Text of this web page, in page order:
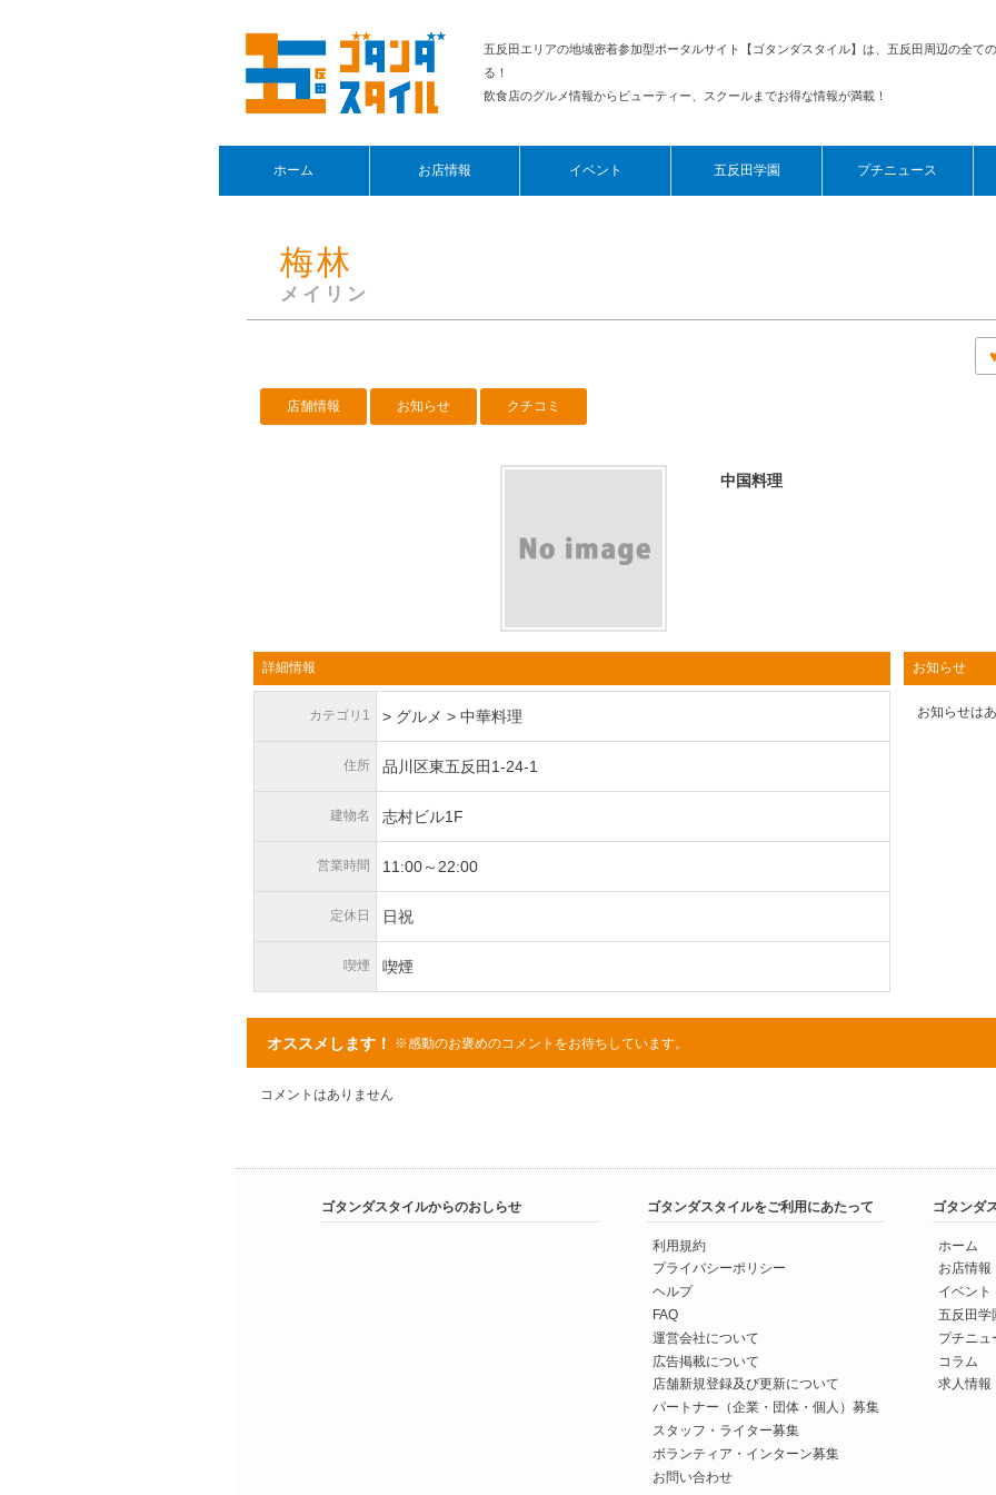
五反田エリアの地域密着参加型ポータルサイト【ゴタンダスタイル】は、五反田周辺の全て
る！
飲食店のグルメ情報からビューティー、スクールまでお得な情報が満載！
ホーム お店情報 イベント 五反田学園 プチニュース
梅林
メイリン
店舗情報 お知らせ クチコミ
中国料理
詳細情報
カテゴリ1 > グルメ > 中華料理
住所 品川区東五反田1-24-1
建物名 志村ビル1F
営業時間 11:00～22:00
定休日 日祝
喫煙 喫煙
お知らせ
お知らせは
オススメします！ ※感動のお褒めのコメントをお待ちしています。
コメントはありません
ゴタンダスタイルからのおしらせ ゴタンダスタイルをご利用にあたって
利用規約
プライバシーポリシー
ヘルプ
FAQ
運営会社について
広告掲載について
店舗新規登録及び更新について
パートナー（企業・団体・個人）募集
スタッフ・ライター募集
ボランティア・インターン募集
お問い合わせ
ゴタンダ
ホーム
お店情報
イベント
五反田学
プチニュ
コラム
求人情報